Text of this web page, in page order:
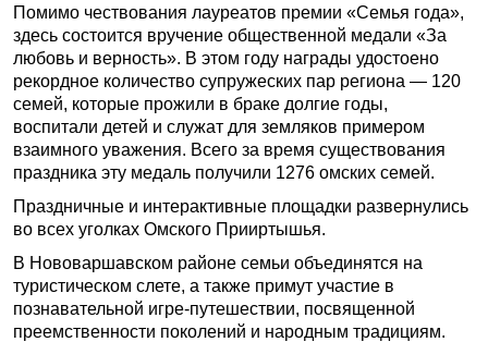
Помимо чествования лауреатов премии «Семья года»,
здесь состоится вручение общественной медали «За
любовь и верность». В этом году награды удостоено
рекордное количество супружеских пар региона — 120
семей, которые прожили в браке долгие годы,
воспитали детей и служат для земляков примером
взаимного уважения. Всего за время существования
праздника эту медаль получили 1276 омских семей.
Праздничные и интерактивные площадки развернулись
во всех уголках Омского Прииртышья.
В Нововаршавском районе семьи объединятся на
туристическом слете, а также примут участие в
познавательной игре-путешествии, посвященной
преемственности поколений и народным традициям.